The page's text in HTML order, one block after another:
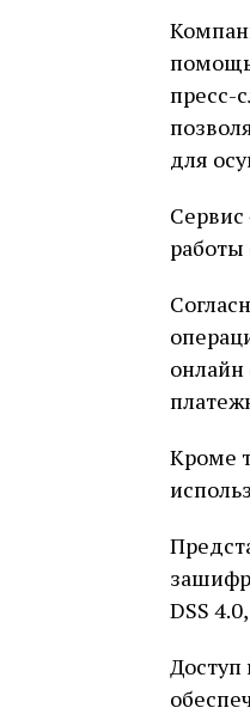
пресс-
для
Сервис
Кроме
DSS
Доступ